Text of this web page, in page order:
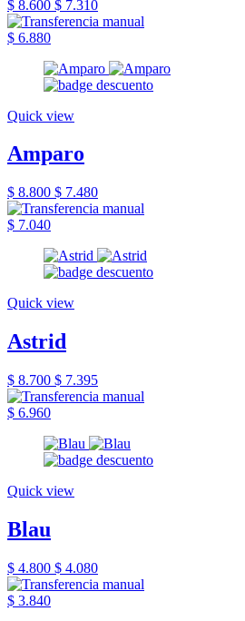
$ 8.600 $ 7.310
$ 6.880
Quick view
Amparo
$ 8.800 $ 7.480
$ 7.040
Quick view
Astrid
$ 8.700 $ 7.395
$ 6.960
Quick view
Blau
$ 4.800 $ 4.080
$ 3.840